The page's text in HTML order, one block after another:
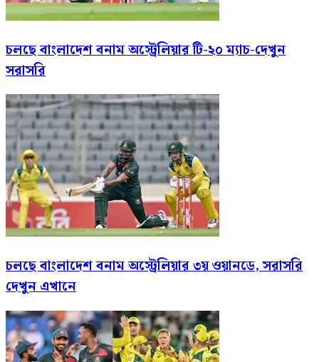
চলছে বাংলাদেশ বনাম অস্ট্রেলিয়ার টি-২০ ম্যাচ-দেখুন
সরাসরি
চলছে বাংলাদেশ বনাম অস্ট্রেলিয়ার ৩য় ওয়ানডে, সরাসরি
দেখুন এখানে